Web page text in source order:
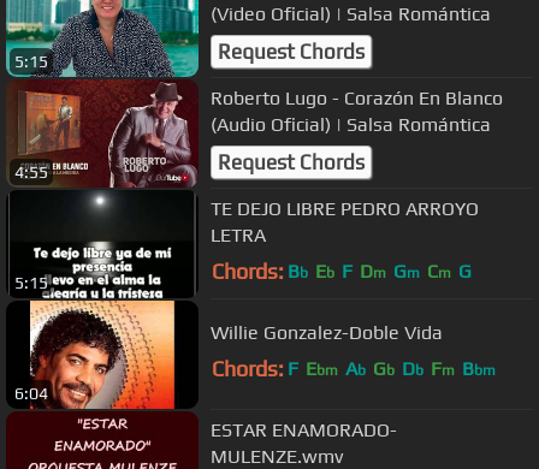
5:15
(Video Oficial) | Salsa Romántica
Request Chords
4:55
Roberto Lugo - Corazón En Blanco
(Audio Oficial) | Salsa Romántica
Request Chords
5:15
TE DEJO LIBRE PEDRO ARROYO
LETRA
Chords: Bb Eb F Dm Gm Cm G
6:04
Willie Gonzalez-Doble Vida
Chords: F Ebm Ab Gb Db Fm Bbm
ESTAR ENAMORADO-
MULENZE.wmv